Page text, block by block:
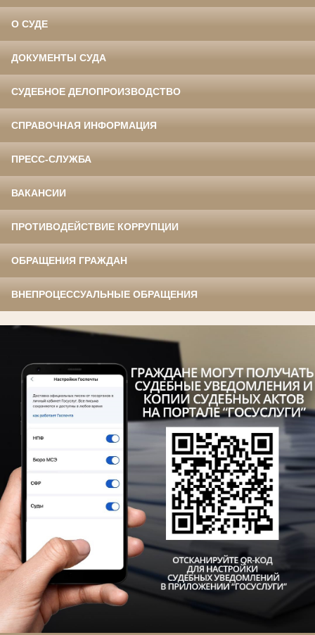
О СУДЕ
ДОКУМЕНТЫ СУДА
СУДЕБНОЕ ДЕЛОПРОИЗВОДСТВО
СПРАВОЧНАЯ ИНФОРМАЦИЯ
ПРЕСС-СЛУЖБА
ВАКАНСИИ
ПРОТИВОДЕЙСТВИЕ КОРРУПЦИИ
ОБРАЩЕНИЯ ГРАЖДАН
ВНЕПРОЦЕССУАЛЬНЫЕ ОБРАЩЕНИЯ